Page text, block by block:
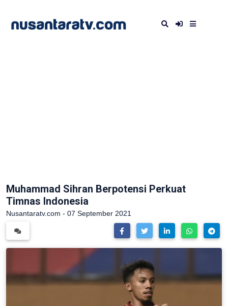
Muhammad Sihran Berpotensi Perkuat
Timnas Indonesia
Nusantaratv.com - 07 September 2021